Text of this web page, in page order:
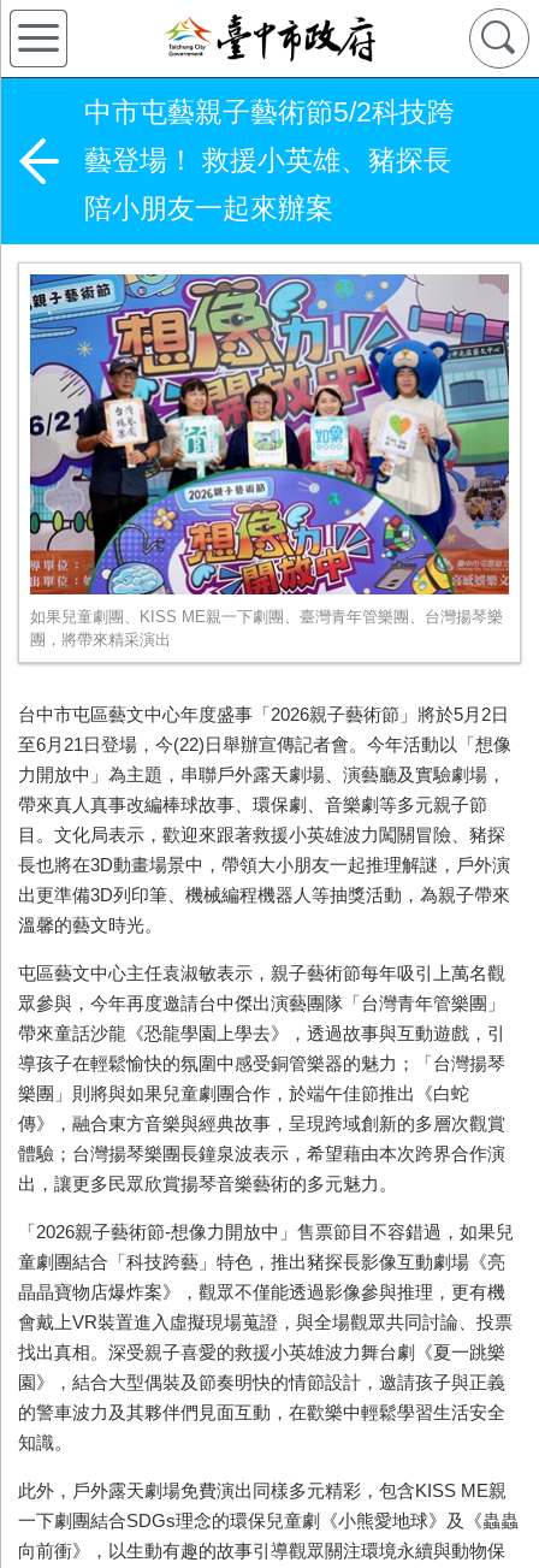
中市屯藝親子藝術節5/2科技跨
藝登場！ 救援小英雄、豬探長
陪小朋友一起來辦案
如果兒童劇團、KISS ME親一下劇團、臺灣青年管樂團、台灣揚琴樂
團，將帶來精采演出
台中市屯區藝文中心年度盛事「2026親子藝術節」將於5月 2日
至6月 21日登場，今(22)日舉辦宣傳記者會。今年活動以「想像
力開放中」為主題，串聯戶外露天劇場、演藝廳及實驗劇場，
帶來真人真事改編棒球故事、環保劇、音樂劇等多元親子節
目。文化局表示，歡迎來跟著救援小英雄波力闖關冒險、豬探
長也將在3D動畫場景中，帶領大小朋友一起推理解謎，戶外演
出更準備3D列印筆、機械編程機器人等抽獎活動，為親子帶來
溫馨的藝文時光。
屯區藝文中心主任袁淑敏表示，親子藝術節每年吸引上萬名觀
眾參與，今年再度邀請台中傑出演藝團隊「台灣青年管樂團」
帶來童話沙龍《恐龍學園上學去》，透過故事與互動遊戲，引
導孩子在輕鬆愉快的氛圍中感受銅管樂器的魅力；「台灣揚琴
樂團」則將與如果兒童劇團合作，於端午佳節推出《白蛇
傳》，融合東方音樂與經典故事，呈現跨域創新的多層次觀賞
體驗；台灣揚琴樂團長鐘泉波表示，希望藉由本次跨界合作演
出，讓更多民眾欣賞揚琴音樂藝術的多元魅力。
「2026親子藝術節-想像力開放中」售票節目不容錯過，如果兒
童劇團結合「科技跨藝」特色，推出豬探長影像互動劇場《亮
晶晶寶物店爆炸案》，觀眾不僅能透過影像參與推理，更有機
會戴上VR裝置進入虛擬現場蒐證，與全場觀眾共同討論、投票
找出真相。深受親子喜愛的救援小英雄波力舞台劇《夏一跳樂
園》，結合大型偶裝及節奏明快的情節設計，邀請孩子與正義
的警車波力及其夥伴們見面互動，在歡樂中輕鬆學習生活安全
知識。
此外，戶外露天劇場免費演出同樣多元精彩，包含KISS ME親
一下劇團結合SDGs理念的環保兒童劇《小熊愛地球》及《蟲蟲
向前衝》，以生動有趣的故事引導觀眾關注環境永續與動物保